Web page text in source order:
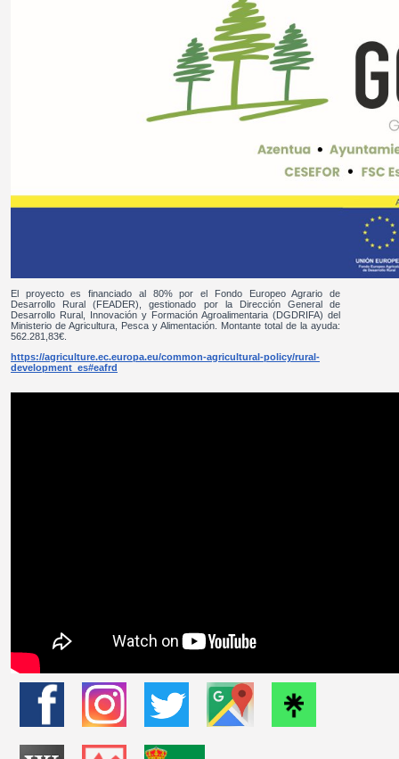
El proyecto es financiado al 80% por el Fondo Europeo Agrario de
Desarrollo Rural (FEADER), gestionado por la Dirección General de
Desarrollo Rural, Innovación y Formación Agroalimentaria (DGDRIFA) del
Ministerio de Agricultura, Pesca y Alimentación. Montante total de la ayuda:
562.281,83€.
https://agriculture.ec.europa.eu/common-agricultural-policy/rural-
development_es#eafrd